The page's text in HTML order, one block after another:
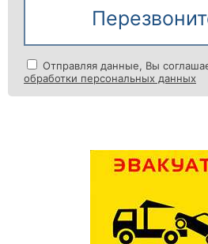
Отправляя данные, Вы
обработки персональных данных